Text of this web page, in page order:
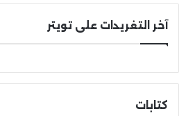
آخر التغريدات على تويتر
كتابات